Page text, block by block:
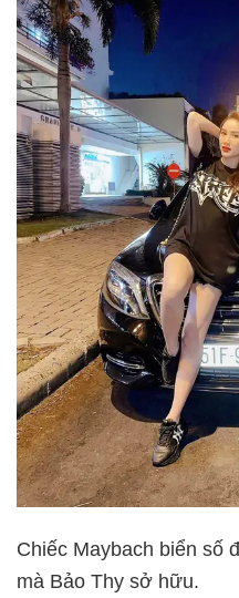
Chiếc Maybach biển số
mà Bảo Thy sở hữu.